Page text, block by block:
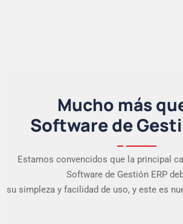
Mucho más
Software de
Estamos convencidos que la principal
Software de Gestión ERP
su simpleza y facilidad de uso, y este es